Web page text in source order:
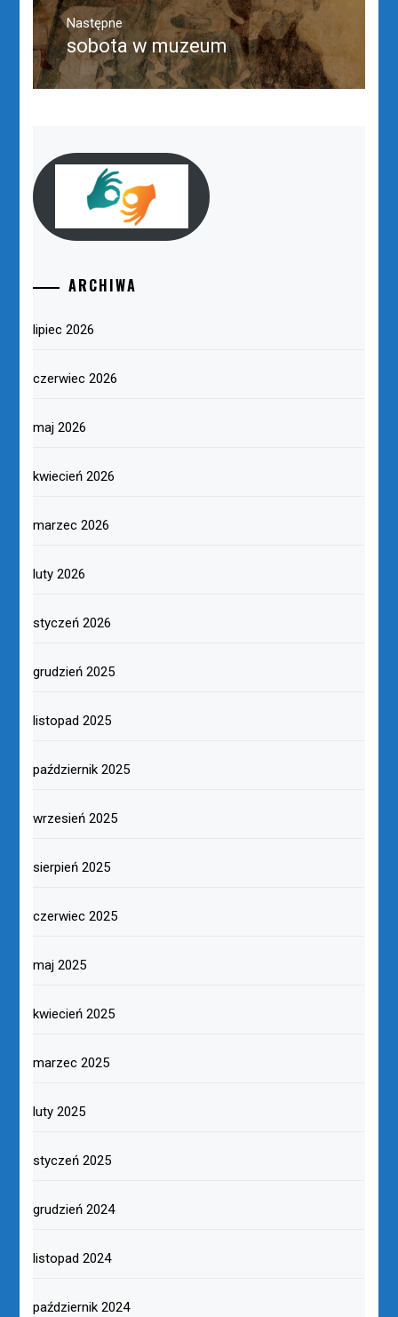
Następne
Następny
post:
sobota w muzeum
ARCHIWA
lipiec 2026
czerwiec 2026
maj 2026
kwiecień 2026
marzec 2026
luty 2026
styczeń 2026
grudzień 2025
listopad 2025
październik 2025
wrzesień 2025
sierpień 2025
czerwiec 2025
maj 2025
kwiecień 2025
marzec 2025
luty 2025
styczeń 2025
grudzień 2024
listopad 2024
październik 2024